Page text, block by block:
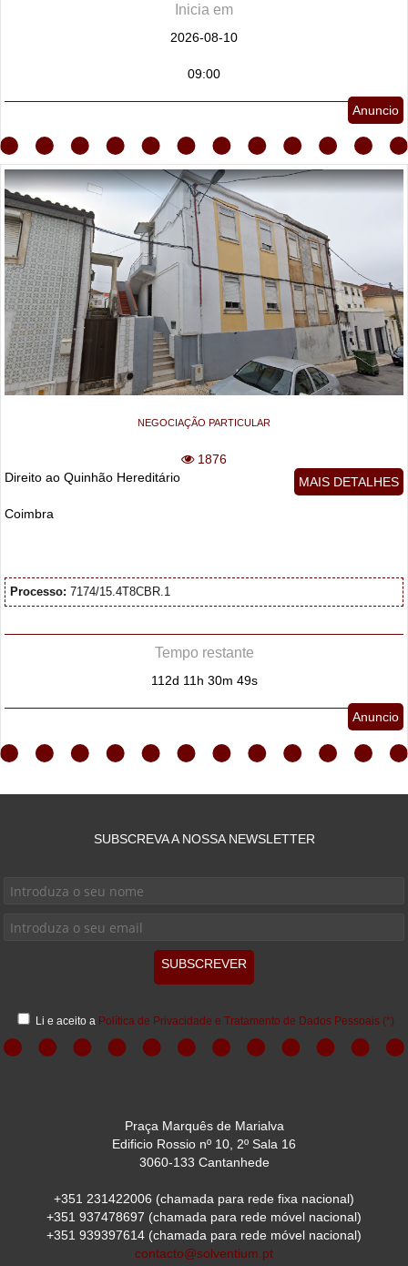
Inicia em
2026-08-10
09:00
Anuncio
NEGOCIAÇÃO PARTICULAR
1876
MAIS DETALHES
Direito ao Quinhão Hereditário
Coimbra
Processo: 7174/15.4T8CBR.1
Tempo restante
112d 11h 30m 48s
Anuncio
SUBSCREVA A NOSSA NEWSLETTER
SUBSCREVER
Li e aceito a Política de Privacidade e Tratamento de Dados Pessoais (*)
Praça Marquês de Marialva
Edificio Rossio nº 10, 2º Sala 16
3060-133 Cantanhede
+351 231422006 (chamada para rede fixa nacional)
+351 937478697 (chamada para rede móvel nacional)
+351 939397614 (chamada para rede móvel nacional)
contacto@solventium.pt